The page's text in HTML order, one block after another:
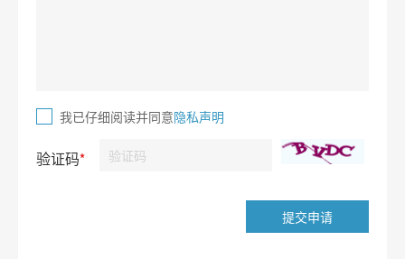
我已仔细阅读并同意隐私声明
验证码*
提交申请